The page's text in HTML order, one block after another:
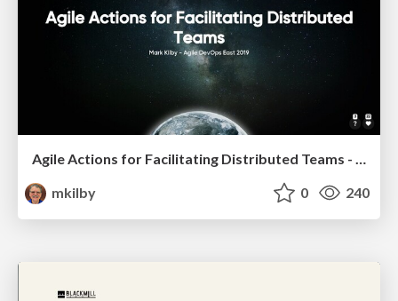
mkilby
0 240